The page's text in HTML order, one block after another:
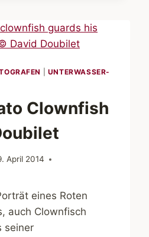
UNTERWASSER-
Clownfish
April 2014
eines Roten
auch Clownfisch
seiner